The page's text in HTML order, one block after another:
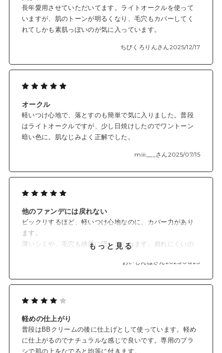
長年愛用させていただいてます。ライトオークルを使って
いますが、肌のトーンが明るくなり、毛穴もカバーしてく
れてしかも素肌っぽいのが気に入っています。
ちびくろりんさん2025/12/17
オークル
軽いつけ心地で、落とすのも簡単で気に入りました。普段
はライトオークルですが、少し日焼けしたのでワントーン
暗い色に。肌なじみよく正解でした。
miii___さん2025/07/15
他のファンデには戻れない
ビックリするほど、軽いつけ心地なのに、カバー力があり
ます。
薄いシミや、毛穴も綺麗に隠してくれます。崩れにくいの
もっと見る
おいしんぼさん2025/06/23
軽めの仕上がり
普段はBBクリームの後に仕上げとして使っています。軽め
に仕上がるのでナチュラルな感じで良いです。専用のブラ
シで肌の上をなでると均等に付きます。